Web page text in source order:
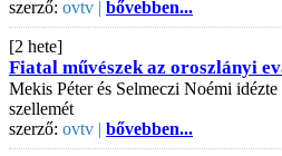
szerző: ovtv | bővebben...
[2 hete]
Fiatal művészek az oroszlányi
Mekis Péter és Selmeczi Noémi
szellemét
szerző: ovtv | bővebben...